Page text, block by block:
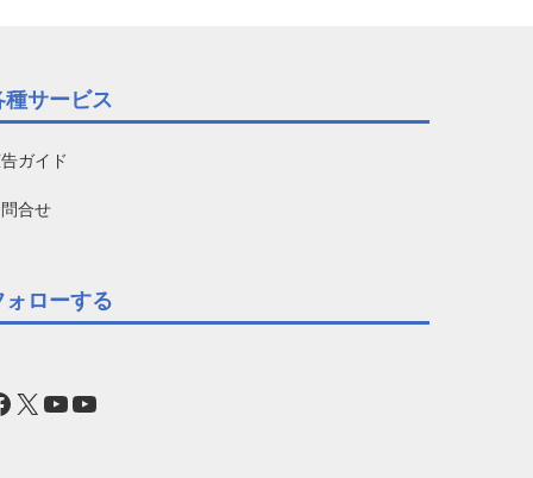
サービス
ガイド
合せ
ォローする
X YouTube
YouTube